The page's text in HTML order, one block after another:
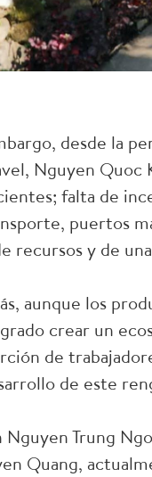
desde la
Nguyen Quoc
falta de
puertos
recursos y de
aunque los
crear un
de
de este
Nguyen Trung
Quang,